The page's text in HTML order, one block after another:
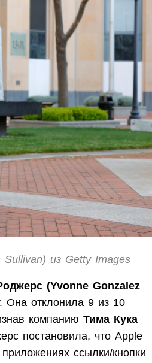
из Getty Images
(Yvonne Gonzalez
Она отклонила 9 из 10
компанию Тима Кука
постановила, что Apple
ссылки/кнопки